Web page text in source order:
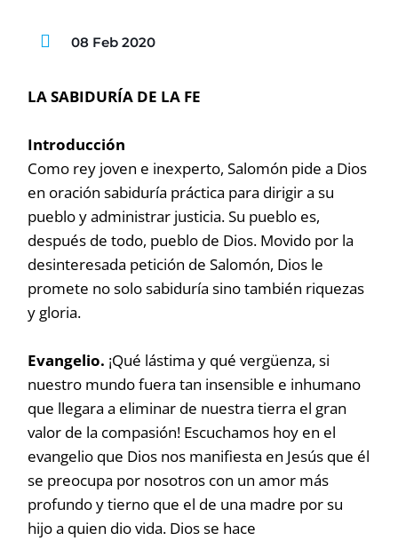
08 Feb 2020
LA SABIDURÍA DE LA FE
Introducción
Como rey joven e inexperto, Salomón pide a Dios
en oración sabiduría práctica para dirigir a su
pueblo y administrar justicia. Su pueblo es,
después de todo, pueblo de Dios. Movido por la
desinteresada petición de Salomón, Dios le
promete no solo sabiduría sino también riquezas
y gloria.
Evangelio. ¡Qué lástima y qué vergüenza, si
nuestro mundo fuera tan insensible e inhumano
que llegara a eliminar de nuestra tierra el gran
valor de la compasión! Escuchamos hoy en el
evangelio que Dios nos manifiesta en Jesús que él
se preocupa por nosotros con un amor más
profundo y tierno que el de una madre por su
hijo a quien dio vida. Dios se hace